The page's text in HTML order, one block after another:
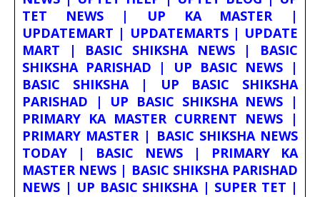
TET NEWS | UP KA MASTER |
UPDATEMART | UPDATEMARTS | UPDATE
MART | BASIC SHIKSHA NEWS | BASIC
SHIKSHA PARISHAD | UP BASIC NEWS |
BASIC SHIKSHA | UP BASIC SHIKSHA
PARISHAD | UP BASIC SHIKSHA NEWS |
PRIMARY KA MASTER CURRENT NEWS |
PRIMARY MASTER | BASIC SHIKSHA NEWS
TODAY | BASIC NEWS | PRIMARY KA
MASTER NEWS | BASIC SHIKSHA PARISHAD
NEWS | UP BASIC SHIKSHA | SUPER TET |